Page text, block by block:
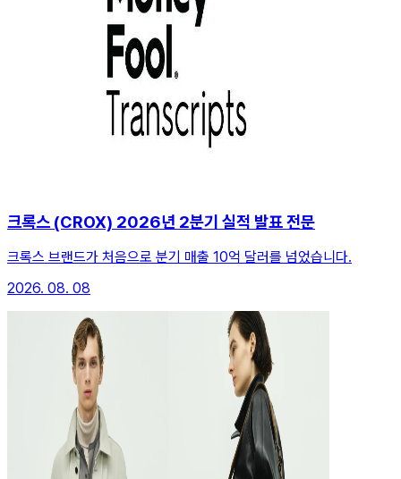
크록스 (CROX) 2026년 2분기 실적 발표 전문
크록스 브랜드가 처음으로 분기 매출 10억 달러를 넘었습니다.
2026. 08. 08